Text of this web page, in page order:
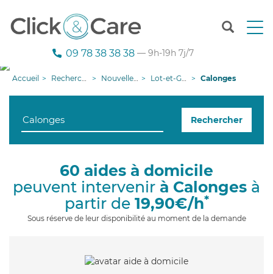
T
n
g
i
09 78 38 38 38 — 9h-19h 7j/7
Accueil Recherche aide à domicile Nouvelle-Aquitaine Lot-et-Garonne Calonges
Rechercher
60 aides à domicile
peuvent intervenir à Calonges à
partir de 19,90€/h*
Sous réserve de leur disponibilité au moment de la demande